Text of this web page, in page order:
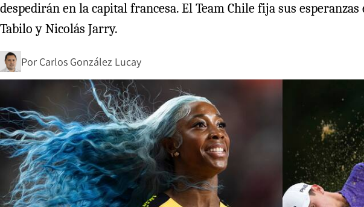
despedirán en la capital francesa. El Team Chile fija sus
Tabilo y Nicolás Jarry.
Por Carlos González Lucay